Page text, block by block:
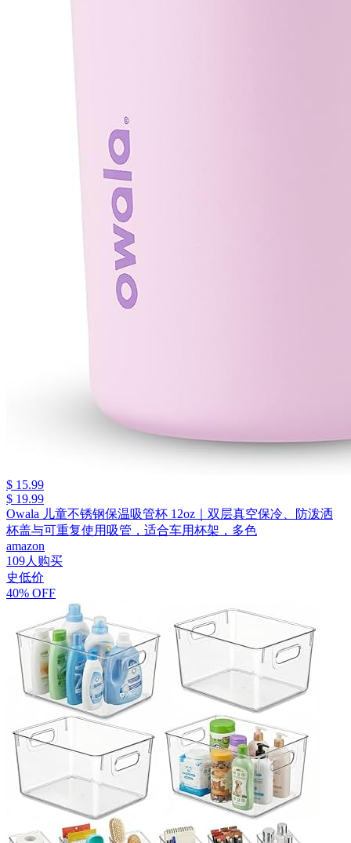
$ 15.99
$ 19.99
Owala 儿童不锈钢保温吸管杯 12oz｜双层真空保冷、防泼洒
杯盖与可重复使用吸管，适合车用杯架，多色
amazon
109人购买
史低价
40% OFF